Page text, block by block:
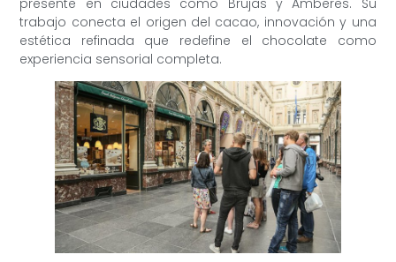
trabajo conecta el origen del cacao, innovación y una
estética refinada que redefine el chocolate como
experiencia sensorial completa.